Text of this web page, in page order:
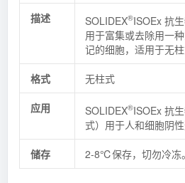
描述 SOLIDEX®ISOEx 抗
用于富集或去除用一
记的细胞，适用于无柱
格式 无柱式
应用 SOLIDEX®ISOEx 抗
式）用于人和细胞阴性
储存 2-8℃保存，切勿冷冻。